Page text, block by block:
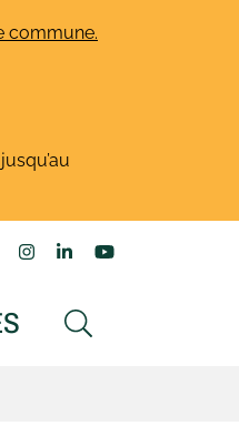
commune.
vers le compte Facebook
Lien vers le compte
Lien vers le compte
Lien vers la
AFFICHER LA